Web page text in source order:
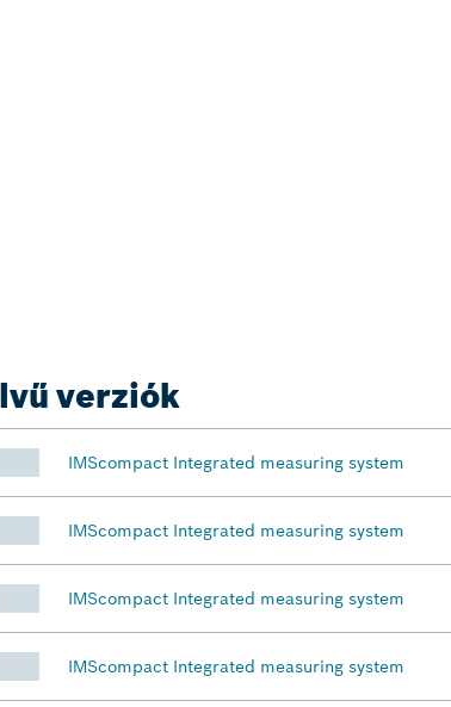
verziók
IMScompact Integrated measuring system
IMScompact Integrated measuring system
IMScompact Integrated measuring system
IMScompact Integrated measuring system